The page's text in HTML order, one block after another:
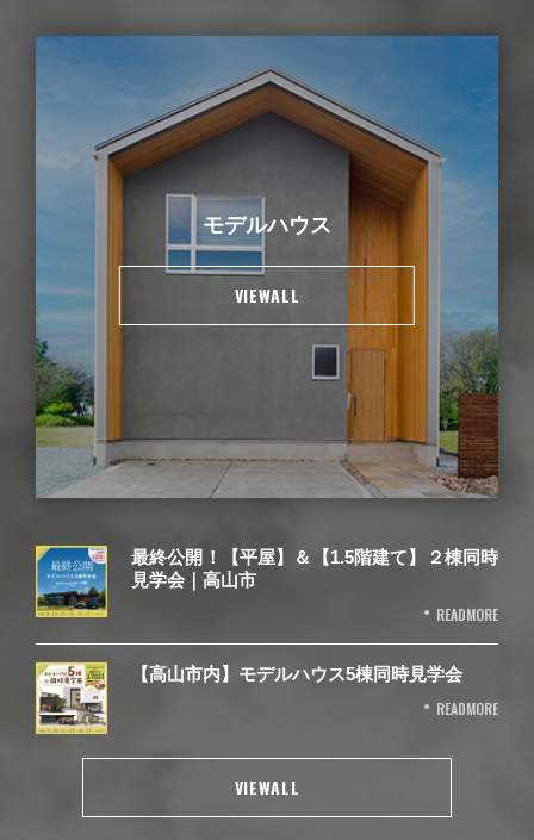
モデルハウス
VIEWALL
最終公開！【平屋】＆【1.5階建て】２棟同時
見学会｜高山市
READMORE
【高山市内】モデルハウス5棟同時見学会
READMORE
VIEWALL